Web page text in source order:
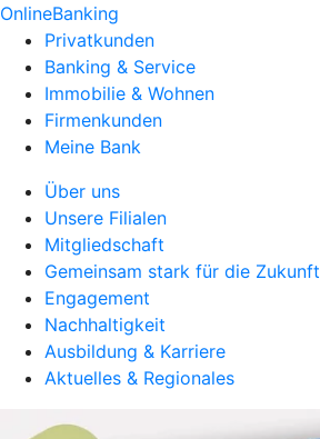
OnlineBanking
Privatkunden
Banking & Service
Immobilie & Wohnen
Firmenkunden
Meine Bank
Über uns
Unsere Filialen
Mitgliedschaft
Gemeinsam stark für die Zukunft
Engagement
Nachhaltigkeit
Ausbildung & Karriere
Aktuelles & Regionales